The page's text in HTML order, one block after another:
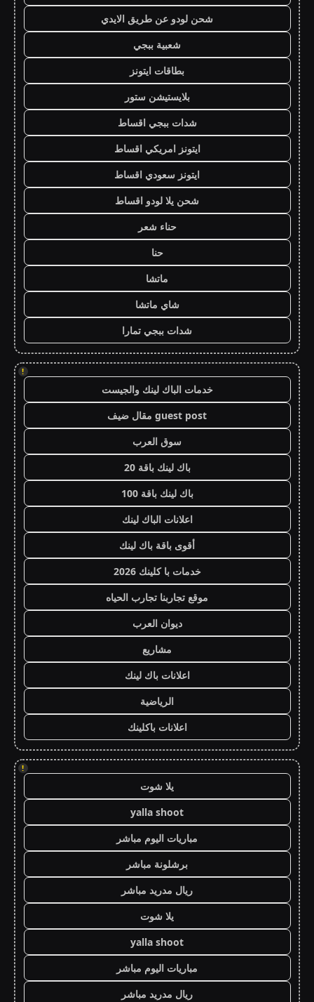
شحن لودو عن طريق الايدي
شعبية ببجي
بطاقات ايتونز
بلايستيشن ستور
شدات ببجي اقساط
ايتونز امريكي اقساط
ايتونز سعودي اقساط
شحن يلا لودو اقساط
حناء شعر
حنا
ماتشا
شاي ماتشا
شدات ببجي تمارا
!
خدمات الباك لينك والجيست
guest post مقال ضيف
سوق العرب
باك لينك باقة 20
باك لينك باقة 100
اعلانات الباك لينك
أقوى باقة باك لينك
خدمات با كلينك 2026
موقع تجاربنا تجارب الحياه
ديوان العرب
مشاريع
اعلانات باك لينك
الرياضية
اعلانات باكلينك
!
يلا شوت
yalla shoot
مباريات اليوم مباشر
برشلونة مباشر
ريال مدريد مباشر
يلا شوت
yalla shoot
مباريات اليوم مباشر
ريال مدريد مباشر